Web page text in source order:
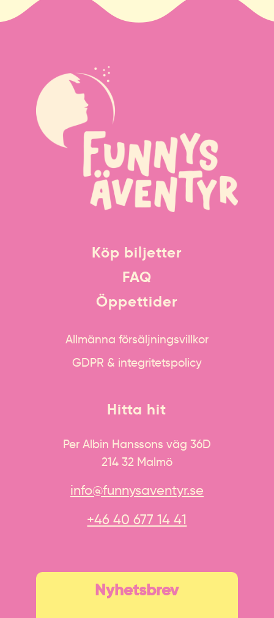
Köp biljetter
FAQ
Öppettider
Allmänna försäljningsvillkor
GDPR & integritetspolicy
Hitta hit
Per Albin Hanssons väg 36D
214 32 Malmö
info@funnysaventyr.se
+46 40 677 14 41
Nyhetsbrev